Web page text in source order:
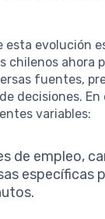
esta evolución
chilenos ahora
fuentes,
decisiones.
variables:
de empleo,
específicas